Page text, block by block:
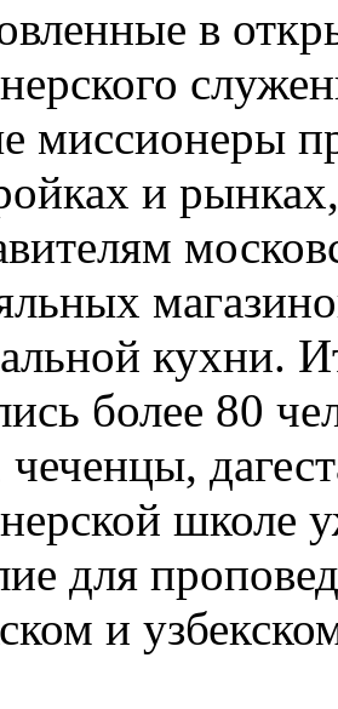
в
миссионеры
и
кухни.
более 80
чеченцы,
школе
для
и